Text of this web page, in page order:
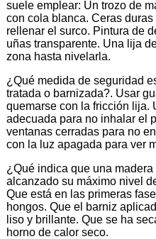
suele emplear: Un trozo de
con cola blanca. Ceras
rellenar el surco. Pintura de
uñas transparente. Una lija
zona hasta nivelarla.
¿Qué medida de seguridad
tratada o barnizada?. Usar
quemarse con la fricción lija.
adecuada para no inhalar el
ventanas cerradas para no
con la luz apagada para ver
¿Qué indica que una
alcanzado su máximo nivel
Que está en las primeras
hongos. Que el barniz
liso y brillante. Que se ha
horno de calor seco.